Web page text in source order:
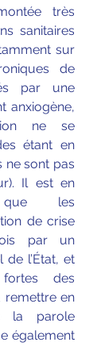
très
sanitaires
sur
de
par une
anxiogène,
ne se
étant en
ne sont pas
Il est en
que les
de crise
par un
de l’État, et
des
remettre en
la parole
également